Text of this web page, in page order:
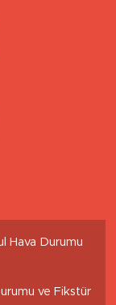
Hava Durumu
ve Fikstür